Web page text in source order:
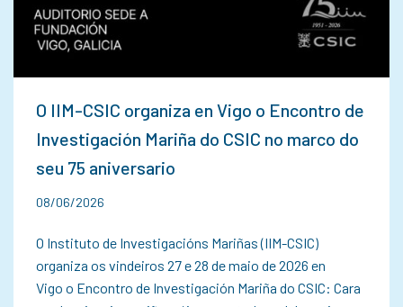
O IIM-CSIC organiza en Vigo o Encontro de
Investigación Mariña do CSIC no marco do
seu 75 aniversario
08/06/2026
O Instituto de Investigacións Mariñas (IIM-CSIC)
organiza os vindeiros 27 e 28 de maio de 2026 en
Vigo o Encontro de Investigación Mariña do CSIC: Cara